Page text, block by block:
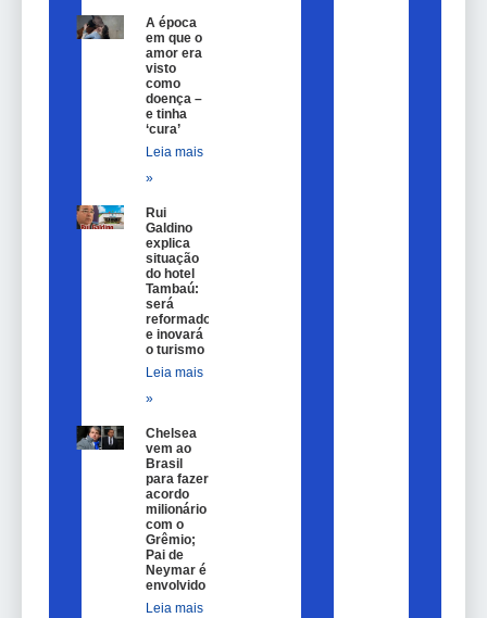
A época
em que o
amor era
visto
como
doença –
e tinha
‘cura’
Leia mais
»
Rui
Galdino
explica
situação
do hotel
Tambaú:
será
reformado
e inovará
o turismo
Leia mais
»
Chelsea
vem ao
Brasil
para fazer
acordo
milionário
com o
Grêmio;
Pai de
Neymar é
envolvido
Leia mais